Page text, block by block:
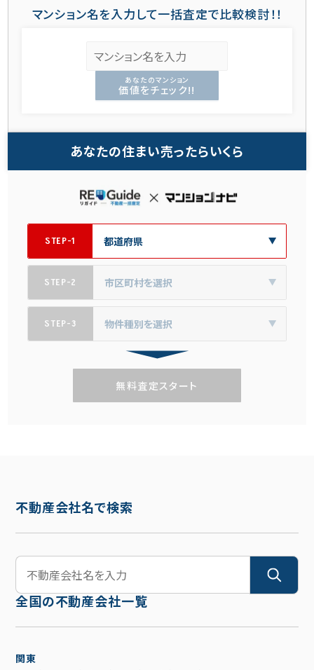
マンション名を入力して一括査定で比較検討！！
あなたのマンション
価値をチェック!!
あなたの住まい売ったらいくら
STEP-1
STEP-2
STEP-3
無料査定スタート
不動産会社名で検索
全国の不動産会社一覧
関東